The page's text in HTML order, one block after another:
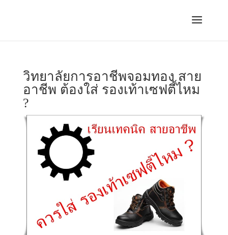
วิทยาลัยการอาชีพจอมทอง สาย
อาชีพ ต้องใส่ รองเท้าเซฟตี้ไหม
?